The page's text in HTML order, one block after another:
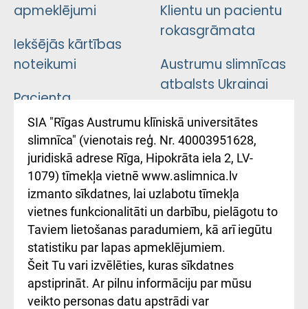
apmeklējumi
Iekšējās kārtības
noteikumi
Pacienta
atsauksmju/sūdzību
iesniegšanas
kārtība
Kā pie mums nokļūt
Rēķinu apmaksas
ceļvedis
Rekvizīti un
ārstniecības
Klientu un pacientu
rokasgrāmata
Austrumu slimnīcas
atbalsts Ukrainai
Підтримка Східної
лікарні та співпраця з
Україною
SIA "Rīgas Austrumu klīniskā universitātes
slimnīca" (vienotais reģ. Nr. 40003951628,
juridiskā adrese Rīga, Hipokrāta iela 2, LV-
1079) tīmekļa vietnē www.aslimnica.lv
izmanto sīkdatnes, lai uzlabotu tīmekļa
vietnes funkcionalitāti un darbību, pielāgotu to
Taviem lietošanas paradumiem, kā arī iegūtu
statistiku par lapas apmeklējumiem.
Šeit Tu vari izvēlēties, kuras sīkdatnes
apstiprināt. Ar pilnu informāciju par mūsu
veikto personas datu apstrādi var